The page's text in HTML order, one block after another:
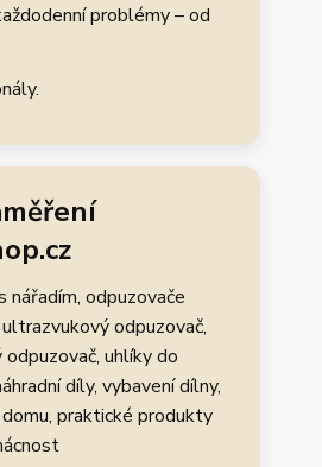
problémy – od
nářadím, odpuzovače
odpuzovač,
odpuzovač, uhlíky do
díly, vybavení dílny,
domu, praktické produkty